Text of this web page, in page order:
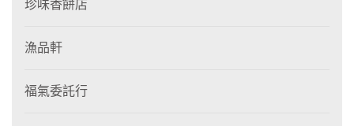
珍味香餅店
漁品軒
福氣委託行